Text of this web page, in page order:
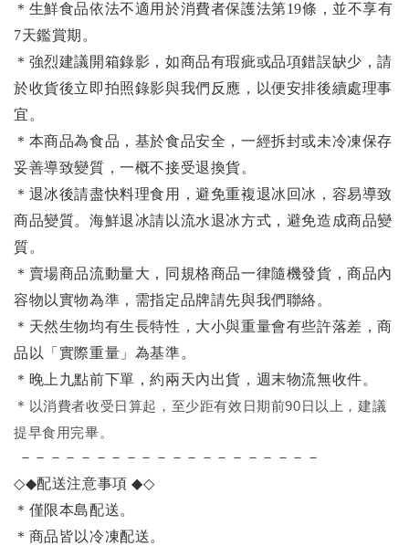
＊生鮮食品依法不適用於消費者保護法第19條，並不享有
7天鑑賞期。
＊強烈建議開箱錄影，如商品有瑕疵或品項錯誤缺少，請
於收貨後立即拍照錄影與我們反應，以便安排後續處理事
宜。
＊本商品為食品，基於食品安全，一經拆封或未冷凍保存
妥善導致變質，一概不接受退換貨。
＊退冰後請盡快料理食用，避免重複退冰回冰，容易導致
商品變質。海鮮退冰請以流水退冰方式，避免造成商品變
質。
＊賣場商品流動量大，同規格商品一律隨機發貨，商品內
容物以實物為準，需指定品牌請先與我們聯絡。
＊天然生物均有生長特性，大小與重量會有些許落差，商
品以「實際重量」為基準。
＊晚上九點前下單，約兩天內出貨，週末物流無收件。
＊ 以消費者收受日算起，至少距有效日期前90日以上，建議
提早食用完畢。
－－－－－－－－－－－－－－－－－－－－
◇◆配送注意事項◆◇
＊僅限本島配送。
＊商品皆以冷凍配送。